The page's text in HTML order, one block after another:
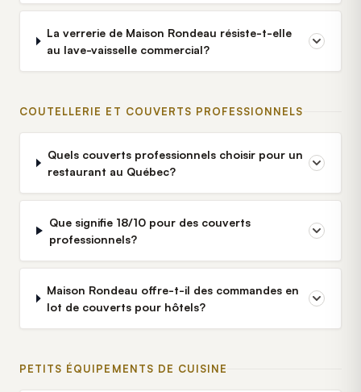
La verrerie de Maison Rondeau résiste-t-elle
au lave-vaisselle commercial?
COUTELLERIE ET COUVERTS PROFESSIONNELS
Quels couverts professionnels choisir pour un
restaurant au Québec?
Que signifie 18/10 pour des couverts
professionnels?
Maison Rondeau offre-t-il des commandes en
lot de couverts pour hôtels?
PETITS ÉQUIPEMENTS DE CUISINE